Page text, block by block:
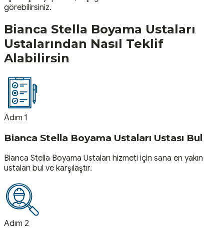
görebilirsiniz.
Bianca Stella Boyama Ustaları
Ustalarından Nasıl Teklif
Alabilirsin
Adım 1
Bianca Stella Boyama Ustaları Ustası Bul
Bianca Stella Boyama Ustaları hizmeti için sana en yakın
ustaları bul ve karşılaştır.
Adım 2